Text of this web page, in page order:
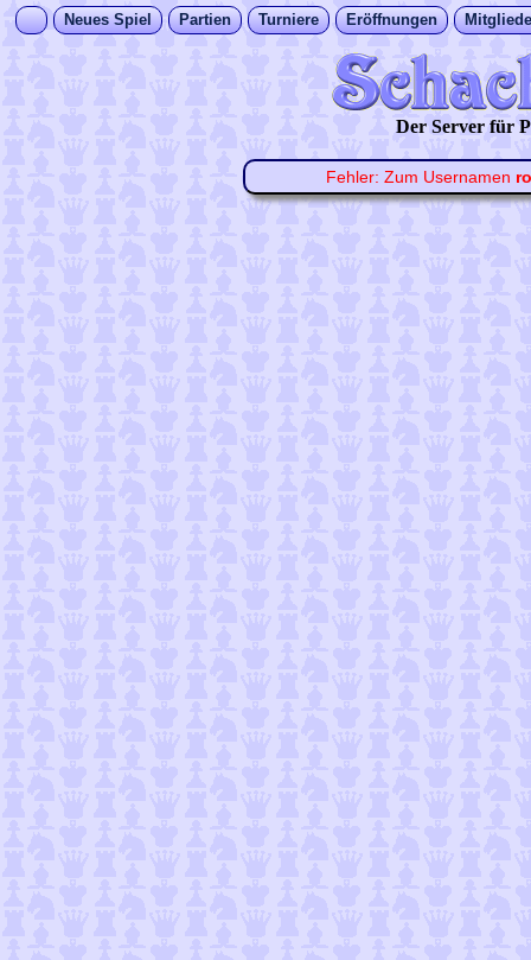
Neues Spiel Partien Turniere Eröffnungen
Der Server für
Fehler: Zum Usernamen